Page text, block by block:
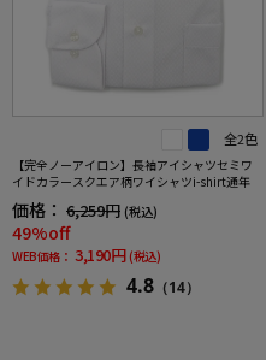
全2色
【完全ノーアイロン】長袖アイシャツセミワ
イドカラースクエア柄ワイシャツi-shirt通年
価格： 6,259円 (税込)
49%off
WEB価格： 3,190円 (税込)
4.8 （14）